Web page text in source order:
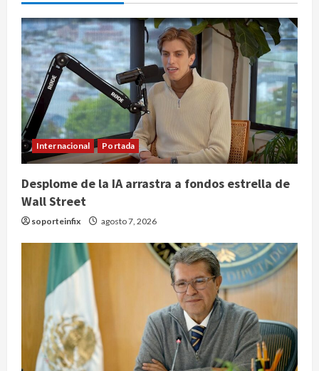
Internacional Portada
Desplome de la IA arrastra a fondos estrella de
Wall Street
soporteinfix agosto 7, 2026